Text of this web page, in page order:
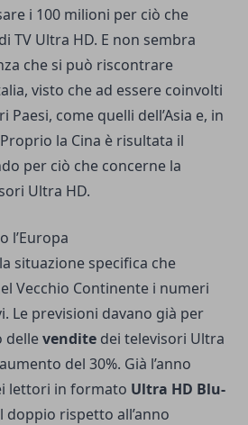
i 100 milioni per ciò che
TV Ultra HD. E non sembra
che si può riscontrare
visto che ad essere coinvolti
come quelli dell’Asia e, in
la Cina è risultata il
per ciò che concerne la
Ultra HD.
l’Europa
situazione specifica che
Vecchio Continente i numeri
Le previsioni davano già per
dellevendite dei televisori Ultra
del 30%. Già l’anno
lettori in formato Ultra HD Blu-
doppio rispetto all’anno